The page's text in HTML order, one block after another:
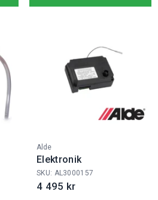
Fabrikat:
Alde
Elektronik
SKU: AL3000157
4 495 kr